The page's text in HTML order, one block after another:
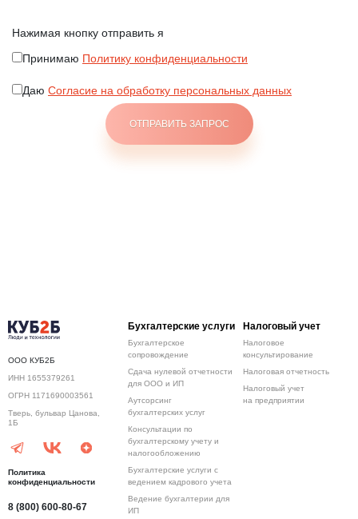
Нажимая кнопку отправить я
Принимаю Политику конфиденциальности
Даю Согласие на обработку персональных данных
ООО КУБ2Б
ИНН 1655379261
ОГРН 1171690003561
Тверь, бульвар Цанова,
1Б
Политика
конфиденциальности
8 (800) 600-80-67
Бухгалтерские услуги
Бухгалтерское
сопровождение
Сдача нулевой отчетности
для ООО и ИП
Аутсорсинг
бухгалтерских услуг
Консультации по
бухгалтерскому учету и
налогообложению
Бухгалтерские услуги с
ведением кадрового учета
Ведение бухгалтерии для
ИП
Налоговый учет
Налоговое
консультирование
Налоговая отчетность
Налоговый учет
на предприятии